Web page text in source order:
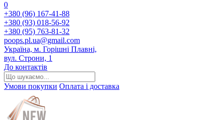
0
+380 (96) 167-41-88
+380 (93) 018-56-92
+380 (95) 763-81-32
poops.pl.ua@gmail.com
Україна, м. Горішні Плавні,
вул. Строни, 1
До контактів
Умови покупки Оплата і доставка